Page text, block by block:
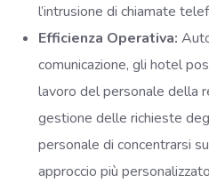
l’intrusione di chiamate
Efficienza Operativa:
comunicazione, gli hotel
lavoro del personale della
gestione delle richieste
personale di concentrarsi
approccio più